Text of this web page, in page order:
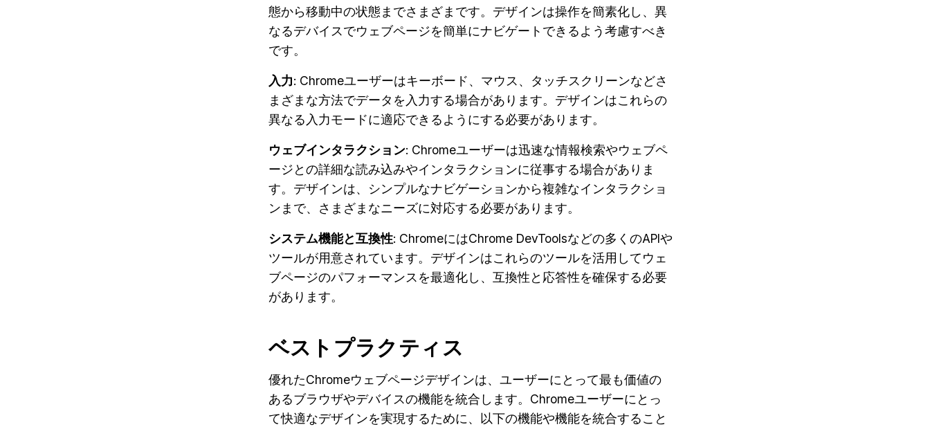
態から移動中の状態までさまざまです。デザインは操作を簡素化し、異
なるデバイスでウェブページを簡単にナビゲートできるよう考慮すべき
です。
入力: Chromeユーザーはキーボード、マウス、タッチスクリーンなどさ
まざまな方法でデータを入力する場合があります。デザインはこれらの
異なる入力モードに適応できるようにする必要があります。
ウェブインタラクション: Chromeユーザーは迅速な情報検索やウェブペ
ージとの詳細な読み込みやインタラクションに従事する場合がありま
す。デザインは、シンプルなナビゲーションから複雑なインタラクショ
ンまで、さまざまなニーズに対応する必要があります。
システム機能と互換性: ChromeにはChrome DevToolsなどの多くのAPIや
ツールが用意されています。デザインはこれらのツールを活用してウェ
ブページのパフォーマンスを最適化し、互換性と応答性を確保する必要
があります。
ベストプラクティス
優れたChromeウェブページデザインは、ユーザーにとって最も価値の
あるブラウザやデバイスの機能を統合します。Chromeユーザーにとっ
て快適なデザインを実現するために、以下の機能や機能を統合すること